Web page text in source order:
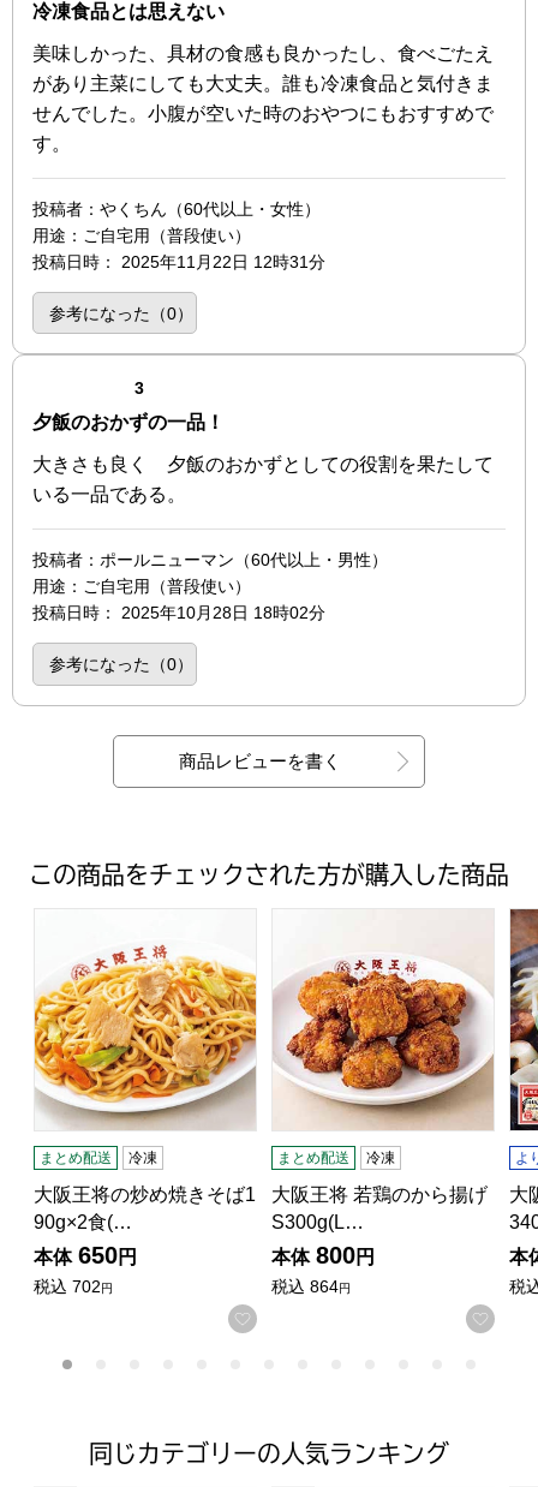
冷凍食品とは思えない
美味しかった、具材の食感も良かったし、食べごたえ
があり主菜にしても大丈夫。誰も冷凍食品と気付きま
せんでした。小腹が空いた時のおやつにもおすすめで
す。
投稿者 ：やくちん（60代以上・女性）
用途 ：ご自宅用（普段使い）
投稿日時 ： 2025年11月22日 12時31分
参考になった（0）
3点（3点満点中）
夕飯のおかずの一品！
大きさも良く 夕飯のおかずとしての役割を果たして
いる一品である。
投稿者 ：ポールニューマン（60代以上・男性）
用途 ：ご自宅用（普段使い）
投稿日時 ： 2025年10月28日 18時02分
参考になった（0）
商品レビューを書く
この商品をチェックされた方が購入した商品
まとめ配送 冷凍
大阪王将の炒め焼きそば1
90g×2食(…
本体 650円
税込 702円
お気に入りに登録する
大阪王将 若鶏のから揚げ
まとめ配送 冷凍
大阪王将 若鶏のから揚げ
S300g(L…
本体 800円
税込 864円
お気
大
よ
大
本
税
同じカテゴリーの人気ランキング